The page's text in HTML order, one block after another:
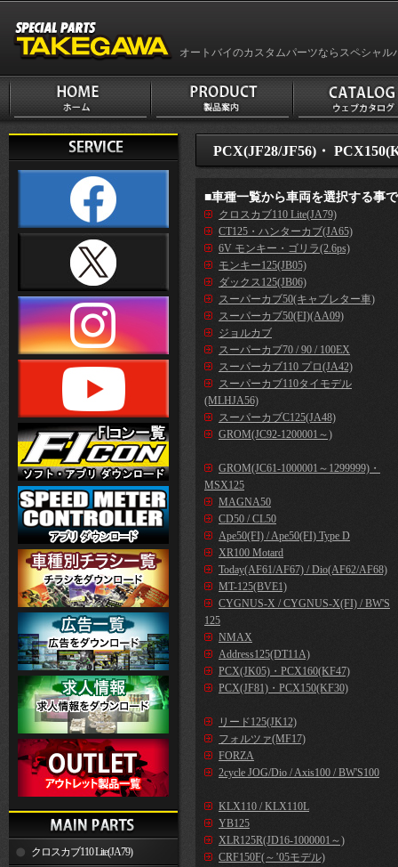
オートバイのカスタムパーツならスペシャル
クロスカブ110 Lite(JA79)
PCX(JF28/JF56)・
■車種一覧から車両を選択する事
クロスカブ110 Lite(JA79)
CT125・ハンターカブ(JA65)
6V モンキー・ゴリラ(2.6ps)
モンキー125(JB05)
ダックス125(JB06)
スーパーカブ50(キャブレター車)
スーパーカブ50(FI)(AA09)
ジョルカブ
スーパーカブ70 / 90 / 100EX
スーパーカブ110 プロ(JA42)
スーパーカブ110タイモデル
(MLHJA56)
スーパーカブC125(JA48)
GROM(JC92-1200001～)
GROM(JC61-1000001～1299999)・
MSX125
MAGNA50
CD50 / CL50
Ape50(FI) / Ape50(FI) Type D
XR100 Motard
Today(AF61/AF67) / Dio(AF62/AF68)
MT-125(BVE1)
CYGNUS-X / CYGNUS-X(FI) / BW'S
125
NMAX
Address125(DT11A)
PCX(JK05)・PCX160(KF47)
PCX(JF81)・PCX150(KF30)
リード125(JK12)
フォルツァ(MF17)
FORZA
2cycle JOG/Dio / Axis100 / BW'S100
KLX110 / KLX110L
YB125
XLR125R(JD16-1000001～)
CRF150F(～’05モデル)